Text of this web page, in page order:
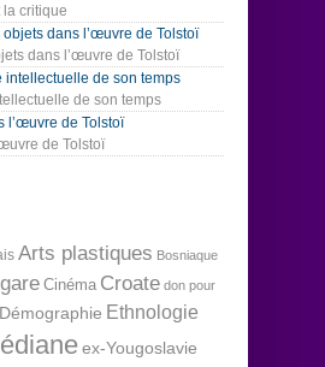
la critique
dans l’œuvre de Tolstoï
de son temps
de Tolstoï
Arts plastiques Bosniaque
Cinéma Croate don pour
Démographie Ethnologie
ex-Yougoslavie